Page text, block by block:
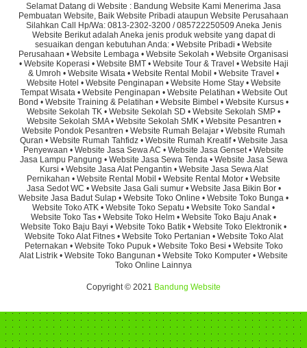
Selamat Datang di Website : Bandung Website Kami Menerima Jasa
Pembuatan Website, Baik Website Pribadi ataupun Website Perusahaan
Silahkan Call Hp/Wa: 0813-2302-3200 / 085722250509 Aneka Jenis
Website Berikut adalah Aneka jenis produk website yang dapat di
sesuaikan dengan kebutuhan Anda: • Website Pribadi • Website
Perusahaan • Website Lembaga • Website Sekolah • Website Organisasi
• Website Koperasi • Website BMT • Website Tour & Travel • Website Haji
& Umroh • Website Wisata • Website Rental Mobil • Website Travel •
Website Hotel • Website Penginapan • Website Home Stay • Website
Tempat Wisata • Website Penginapan • Website Pelatihan • Website Out
Bond • Website Training & Pelatihan • Website Bimbel • Website Kursus •
Website Sekolah TK • Website Sekolah SD • Website Sekolah SMP •
Website Sekolah SMA • Website Sekolah SMK • Website Pesantren •
Website Pondok Pesantren • Website Rumah Belajar • Website Rumah
Quran • Website Rumah Tahfidz • Website Rumah Kreatif • Website Jasa
Penyewaan • Website Jasa Sewa AC • Website Jasa Genset • Website
Jasa Lampu Pangung • Website Jasa Sewa Tenda • Website Jasa Sewa
Kursi • Website Jasa Alat Pengantin • Website Jasa Sewa Alat
Pernikahan • Website Rental Mobil • Website Rental Motor • Website
Jasa Sedot WC • Website Jasa Gali sumur • Website Jasa Bikin Bor •
Website Jasa Badut Sulap • Website Toko Online • Website Toko Bunga •
Website Toko ATK • Website Toko Sepatu • Website Toko Sandal •
Website Toko Tas • Website Toko Helm • Website Toko Baju Anak •
Website Toko Baju Bayi • Website Toko Batik • Website Toko Elektronik •
Website Toko Alat Fitnes • Website Toko Pertanian • Website Toko Alat
Peternakan • Website Toko Pupuk • Website Toko Besi • Website Toko
Alat Listrik • Website Toko Bangunan • Website Toko Komputer • Website
Toko Online Lainnya
Copyright © 2021 Bandung Website